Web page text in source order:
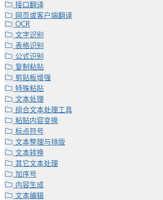
接口翻译
网页或客户端翻译
OCR
文字识别
表格识别
公式识别
复制粘贴
剪贴板增强
特殊粘贴
文本处理
组合文本处理工具
粘贴内容变换
标点符号
文本整理与排版
文本转换
其它文本处理
加序号
内容生成
文本编辑